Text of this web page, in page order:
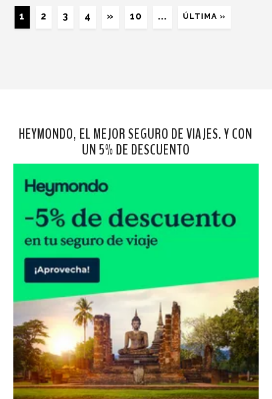
1 2 3 4 » 10 ... ÚLTIMA »
HEYMONDO, EL MEJOR SEGURO DE VIAJES. Y CON
UN 5% DE DESCUENTO